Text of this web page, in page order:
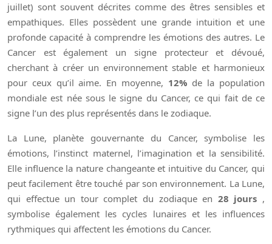
juillet) sont souvent décrites comme des êtres sensibles et
empathiques. Elles possèdent une grande intuition et une
profonde capacité à comprendre les émotions des autres. Le
Cancer est également un signe protecteur et dévoué,
cherchant à créer un environnement stable et harmonieux
pour ceux qu’il aime. En moyenne, 12% de la population
mondiale est née sous le signe du Cancer, ce qui fait de ce
signe l’un des plus représentés dans le zodiaque.
La Lune, planète gouvernante du Cancer, symbolise les
émotions, l’instinct maternel, l’imagination et la sensibilité.
Elle influence la nature changeante et intuitive du Cancer, qui
peut facilement être touché par son environnement. La Lune,
qui effectue un tour complet du zodiaque en 28 jours ,
symbolise également les cycles lunaires et les influences
rythmiques qui affectent les émotions du Cancer.